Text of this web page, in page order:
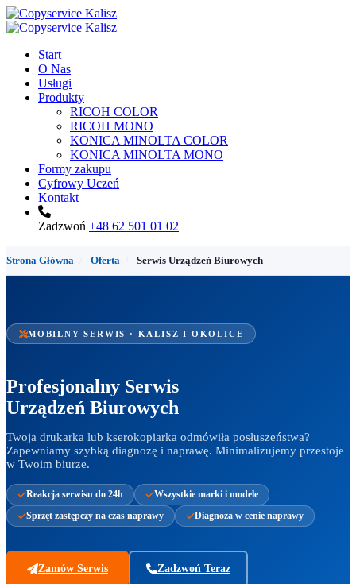
Start
O Nas
Usługi
Produkty
RICOH COLOR
RICOH MONO
KONICA MINOLTA COLOR
KONICA MINOLTA MONO
Formy zakupu
Cyfrowy Uczeń
Kontakt
Zadzwoń +48 62 501 01 02
Strona Główna Oferta Serwis Urządzeń Biurowych
MOBILNY SERWIS · KALISZ I OKOLICE
Profesjonalny Serwis
Urządzeń Biurowych
Twoja drukarka lub kserokopiarka odmówiła posłuszeństwa?
Zapewniamy szybką diagnozę i naprawę. Minimalizujemy przestoje
w Twoim biurze.
Reakcja serwisu do 24h
Wszystkie marki i modele
Sprzęt zastępczy na czas naprawy
Diagnoza w cenie naprawy
Zamów Serwis Zadzwoń Teraz